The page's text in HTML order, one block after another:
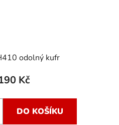
odolný kufr
Kč
DO KOŠÍKU